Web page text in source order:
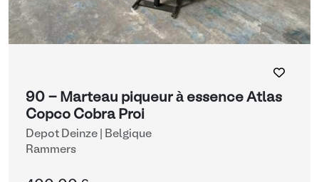
90 - Marteau piqueur à essence Atlas
Copco Cobra Proi
Depot Deinze | Belgique
Rammers